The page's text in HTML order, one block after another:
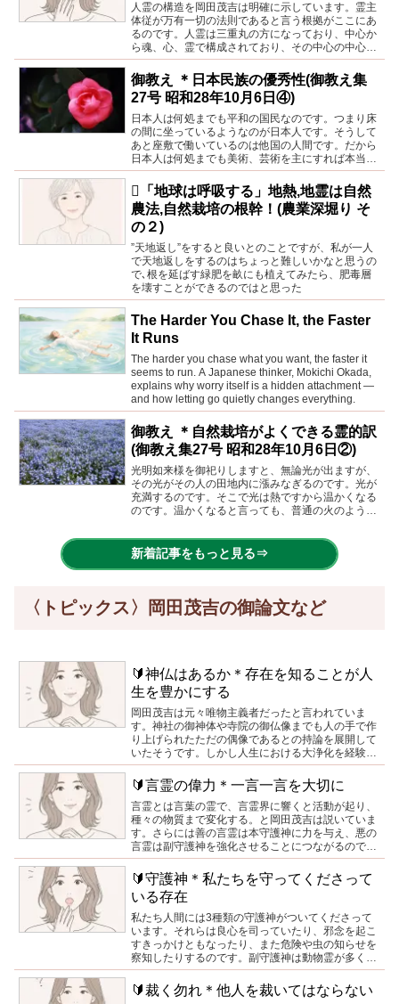
人霊の構造を岡田茂吉は明確に示しています。霊主
体従が万有一切の法則であると言う根拠がここにあ
るのです。人霊は三重丸の方になっており、中心か
ら魂、心、霊で構成されており、その中心の中心で
ある魂が生命体が生まれる最初のポチであることこ
そ霊主体従の法則を揺るぎないものにする理由なの
です。
御教え ＊日本民族の優秀性(御教え集
27号 昭和28年10月6日④)
日本人は何処までも平和の国民なのです。つまり床
の間に坐っているようなのが日本人です。そうして
あと座敷で働いているのは他国の人間です。だから
日本人は何処までも美術、芸術を主にすれば本当に
合っているからうまくゆくのです。大体服装でもそ
うです。和服というのは働く服装ではないのです
🪏「地球は呼吸する」地熱,地霊は自然
農法,自然栽培の根幹！(農業深堀り そ
の２)
”天地返し”をすると良いとのことですが、私が一人
で天地返しをするのはちょっと難しいかなと思うの
で､根を延ばす緑肥を畝にも植えてみたら、肥毒層
を壊すことができるのではと思った
The Harder You Chase It, the Faster
It Runs
The harder you chase what you want, the faster it
seems to run. A Japanese thinker, Mokichi Okada,
explains why worry itself is a hidden attachment —
and how letting go quietly changes everything.
御教え ＊自然栽培がよくできる霊的訳
(御教え集27号 昭和28年10月6日②)
光明如来様を御祀りしますと、無論光が出ますが、
その光がその人の田地内に漲みなぎるのです。光が
充満するのです。そこで光は熱ですから温かくなる
のです。温かくなると言っても、普通の火のように
す。前に試験した人が、他人の田より二度温かいと
言われましたが、とに角温かいのです
新着記事をもっと見る⇒
〈トピックス〉岡田茂吉の御論文など
🔰神仏はあるか＊存在を知ることが人
生を豊かにする
岡田茂吉は元々唯物主義者だったと言われていま
す。神社の御神体や寺院の御仏像までも人の手で作
り上げられたただの偶像であるとの持論を展開して
いたそうです。しかし人生における大浄化を経験し
たことがきっかけで神仏に助けを重めざるを得なく
なり、その存在を確信するに至るのです。
🔰言霊の偉力＊一言一言を大切に
言霊とは言葉の霊で、言霊界に響くと活動が起り、
種々の物質まで変化する。と岡田茂吉は説いていま
す。さらには善の言霊は本守護神に力を与え、悪の
言霊は副守護神を強化させることにつながるので
す。これはどのような宗教を信仰していようと、も
しくは無宗教であろうと無関係です。
🔰守護神＊私たちを守ってくださって
いる存在
私たち人間には3種類の守護神がついてくださって
います。それらは良心を司っていたり、邪念を起こ
すきっかけともなったり、また危険や虫の知らせを
察知したりするのです。副守護神は動物霊が多く、
1種、多い人で２、3種ついていることもあるようで
す。
🔰裁く勿れ＊他人を裁いてはならない